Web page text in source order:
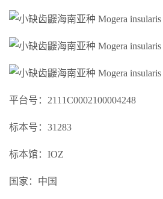
平台号：2111C0002100004248
标本号：31283
标本馆：IOZ
国家：中国